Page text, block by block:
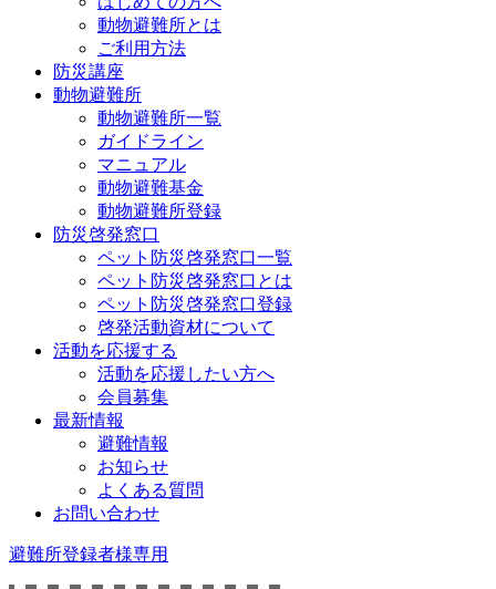
動物避難所とは
ご利用方法
防災講座
動物避難所
動物避難所一覧
ガイドライン
マニュアル
動物避難基金
動物避難所登録
防災啓発窓口
ペット防災啓発窓口一覧
ペット防災啓発窓口とは
ペット防災啓発窓口登録
啓発活動資材について
活動を応援する
活動を応援したい方へ
会員募集
最新情報
避難情報
お知らせ
よくある質問
お問い合わせ
避難所登録者様専用